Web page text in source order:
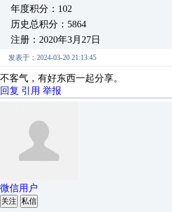
年度积分：102
历史总积分：5864
注册：2020年3月27日
发表于：2024-03-20 21:13:45
不客气，有好东西一起分享。
回复 引用 举报
微信用户
关注 私信